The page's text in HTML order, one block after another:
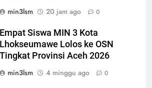
min3lsm
20 jam ago 0
Empat Siswa MIN 3 Kota
Lhokseumawe Lolos ke OSN
Tingkat Provinsi Aceh 2026
min3lsm
4 minggu ago 0